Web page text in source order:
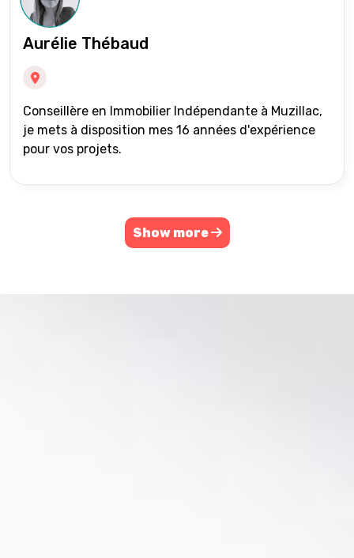
Aurélie Thébaud
Conseillère en Immobilier Indépendante à Muzillac,
je mets à disposition mes 16 années d'expérience
pour vos projets.
Show more